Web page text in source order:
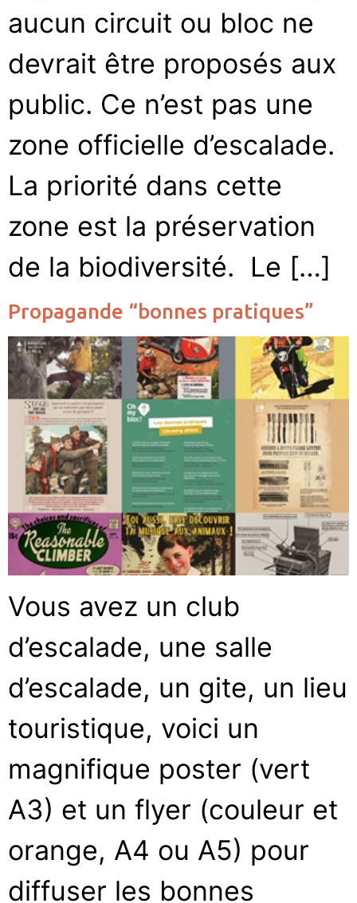
aucun circuit ou bloc ne
devrait être proposés aux
public. Ce n’est pas une
zone officielle d’escalade.
La priorité dans cette
zone est la préservation
de la biodiversité. Le […]
Propagande “bonnes pratiques”
Vous avez un club
d’escalade, une salle
d’escalade, un gite, un lieu
touristique, voici un
magnifique poster (vert
A3) et un flyer (couleur et
orange, A4 ou A5) pour
diffuser les bonnes